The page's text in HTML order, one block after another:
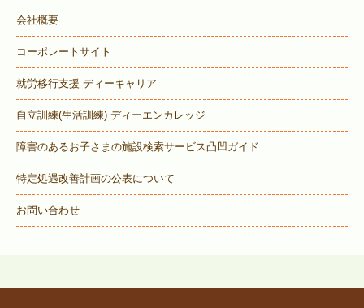
会社概要
コーポレートサイト
就労移行支援 ディーキャリア
自立訓練(生活訓練) ディーエンカレッジ
障害のあるお子さまの施設検索サービス凸凹ガイド
特定処遇改善計画の公表について
お問い合わせ